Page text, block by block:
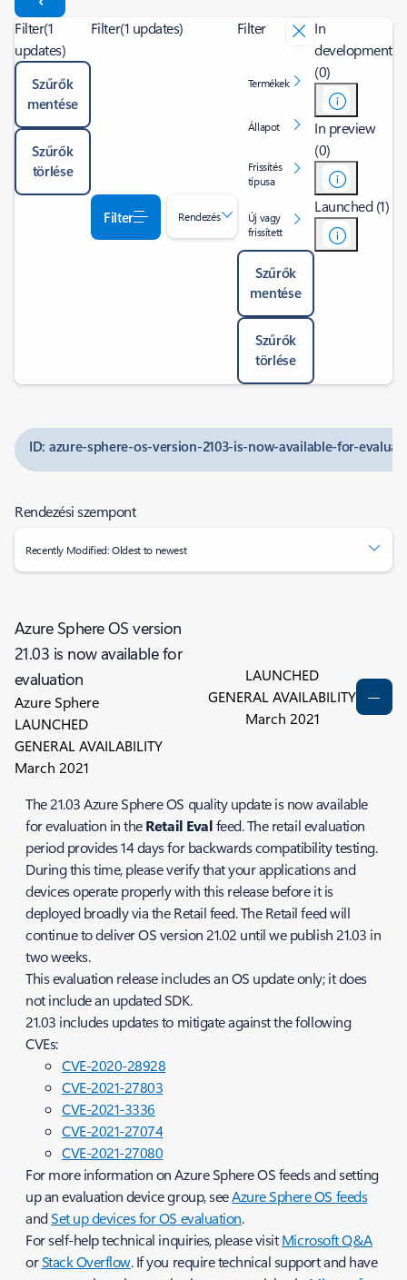
Filter(1
updates)
Szűrők
mentése
Szűrők
törlése
Filter(1 updates)
Filter Rendezés
Filter
Termékek
Állapot
Frissítés
típusa
Új vagy
frissített
Szűrők
mentése
Szűrők
törlése
In
development
(0)
In preview
(0)
Launched (1)
ID: azure-sphere-os-version-2103-is-now-available-for-
Rendezési szempont
Recently Modified: Oldest to newest
Azure Sphere OS version
21.03 is now available for
evaluation
Azure Sphere
LAUNCHED
GENERAL AVAILABILITY
March 2021
LAUNCHED
GENERAL AVAILABILITY
March 2021
The 21.03 Azure Sphere OS quality update is now available
for evaluation in theRetail Evalfeed. The retail evaluation
period provides 14 days for backwards compatibility testing.
During this time, please verify that your applications and
devices operate properly with this release before it is
deployed broadly via the Retail feed. The Retail feed will
continue to deliver OS version 21.02 until we publish 21.03 in
two weeks.
This evaluation release includes an OS update only; it does
not include an updated SDK.
21.03 includes updates to mitigate against the following
CVEs:
CVE-2020-28928
CVE-2021-27803
CVE-2021-3336
CVE-2021-27074
CVE-2021-27080
For more information on Azure Sphere OS feeds and setting
up an evaluation device group, seeAzure Sphere OS feeds
andSet up devices for OS evaluation.
For self-help technical inquiries, please visitMicrosoft Q&A
orStack Overflow. If you require technical support and have